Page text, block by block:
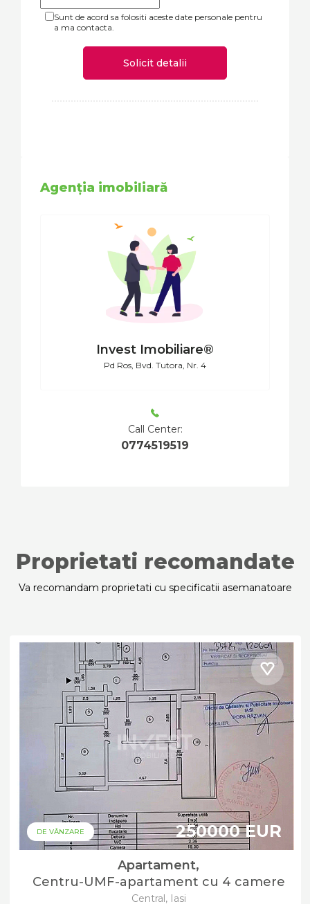
Sunt de acord sa folositi aceste date personale pentru
a ma contacta.
Solicit detalii
Agenția imobiliară
Invest Imobiliare®
Pd Ros, Bvd. Tutora, Nr. 4
Call Center:
0774519519
Proprietati recomandate
Va recomandam proprietati cu specificatii asemanatoare
DE VÂNZARE 250000 EUR
Apartament,
Centru-UMF-apartament cu 4 camere
Central, Iasi